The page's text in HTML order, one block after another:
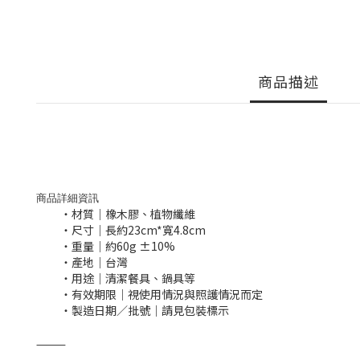
商品描述
商品詳細資訊
・材質｜橡木膠、植物纖維
・尺寸｜長約23cm*寬4.8cm
・重量｜約60g ±10%
・產地｜台灣
・用途｜清潔餐具、鍋具等
・有效期限｜視使用情況與照護情況而定
・製造日期／批號｜請見包裝標示
⸻